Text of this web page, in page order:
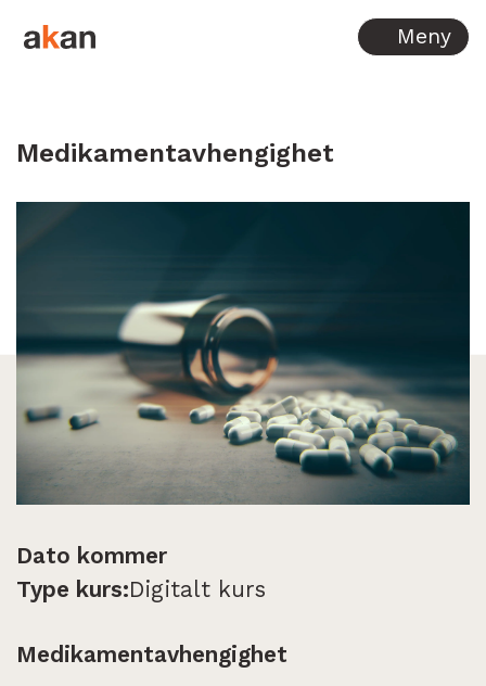
Hopp til innhold Meny
Medikamentavhengighet
Dato kommer
Type kurs:Digitalt kurs
Medikamentavhengighet